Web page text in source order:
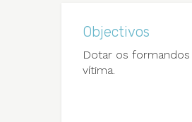
Objectivos
Dotar os
vítima.